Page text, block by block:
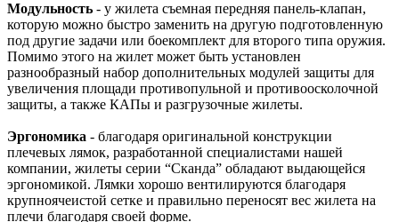
Модульность - у жилета съемная передняя панель-клапан,
которую можно быстро заменить на другую подготовленную
под другие задачи или боекомплект для второго типа оружия.
Помимо этого на жилет может быть установлен
разнообразный набор дополнительных модулей защиты для
увеличения площади противопульной и противоосколочной
защиты, а также КАПы и разгрузочные жилеты.
Эргономика - благодаря оригинальной конструкции
плечевых лямок, разработанной специалистами нашей
компании, жилеты серии “Сканда” обладают выдающейся
эргономикой. Лямки хорошо вентилируются благодаря
крупноячеистой сетке и правильно переносят вес жилета на
плечи благодаря своей форме.